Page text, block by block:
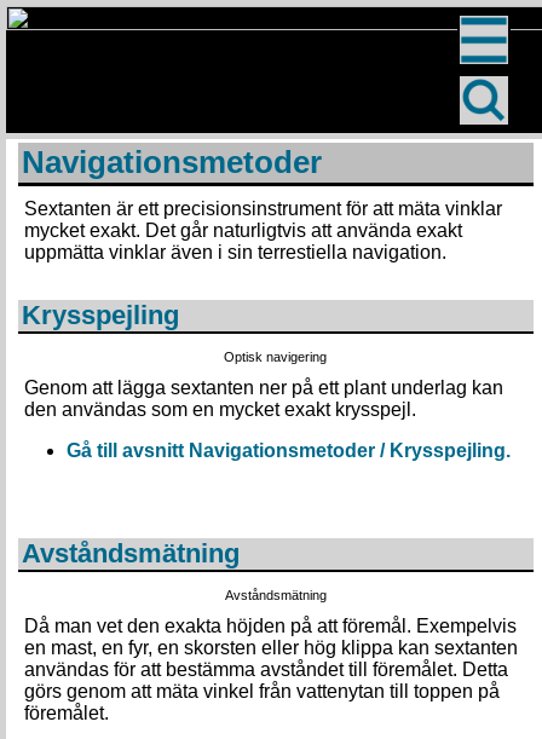
Navigationsmetoder
Sextanten är ett precisionsinstrument för att mäta vinklar
mycket exakt. Det går naturligtvis att använda exakt
uppmätta vinklar även i sin terrestiella navigation.
Krysspejling
Optisk navigering
Genom att lägga sextanten ner på ett plant underlag kan
den användas som en mycket exakt krysspejl.
Gå till avsnitt Navigationsmetoder / Krysspejling.
Avståndsmätning
Avståndsmätning
Då man vet den exakta höjden på att föremål. Exempelvis
en mast, en fyr, en skorsten eller hög klippa kan sextanten
användas för att bestämma avståndet till föremålet. Detta
görs genom att mäta vinkel från vattenytan till toppen på
föremålet.